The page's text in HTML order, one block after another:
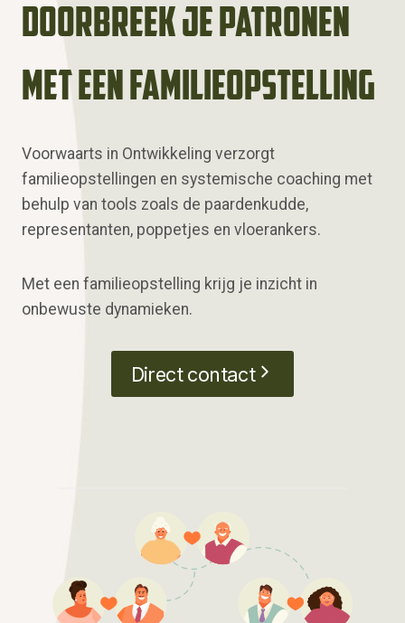
Doorbreek je patronen
met een familieopstelling
Voorwaarts in Ontwikkeling verzorgt
familieopstellingen en systemische coaching met
behulp van tools zoals de paardenkudde,
representanten, poppetjes en vloerankers.
Met een familieopstelling krijg je inzicht in
onbewuste dynamieken.
Direct contact